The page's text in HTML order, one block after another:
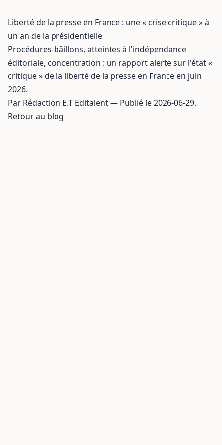
Liberté de la presse en France : une « crise critique » à
un an de la présidentielle
Procédures-bâillons, atteintes à l'indépendance
éditoriale, concentration : un rapport alerte sur l'état «
critique » de la liberté de la presse en France en juin
2026.
Par Rédaction E.T Editalent — Publié le 2026-06-29.
Retour au blog